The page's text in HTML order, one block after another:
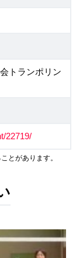
トランポリン
22719/
とがあります。